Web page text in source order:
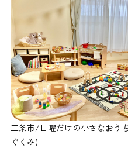
三条市/日曜だけの小さなおう
ぐくみ)